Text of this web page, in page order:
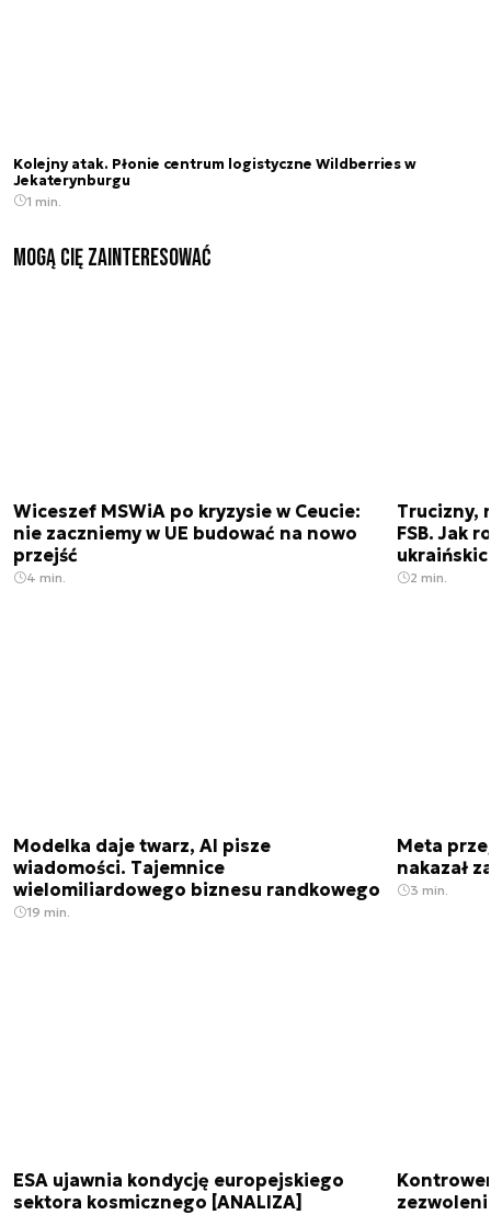
Kolejny atak. Płonie centrum logistyczne Wildberries w
Jekaterynburgu
1 min.
Mogą Cię zainteresować
Wiceszef MSWiA po kryzysie w Ceucie:
nie zaczniemy w UE budować na nowo
przejść
4 min.
Trucizny,
FSB. Jak
2 min.
Modelka daje twarz, AI pisze
wiadomości. Tajemnice
wielomiliardowego biznesu randkowego
19 min.
Meta
nakazał
3 min.
ESA ujawnia kondycję europejskiego
sektora kosmicznego [ANALIZA]